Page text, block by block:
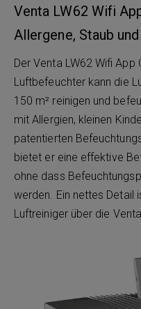
Venta LW62 Wifi
Allergene, Staub
Der Venta LW62 Wifi
Luftbefeuchter kann die
150 m² reinigen und
mit Allergien, kleinen
patentierten
bietet er eine effektive
ohne dass
werden. Ein nettes Detail
Luftreiniger über die